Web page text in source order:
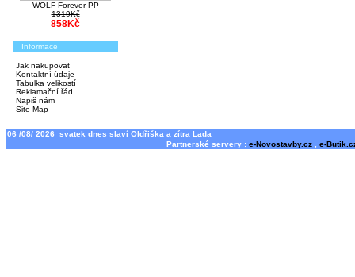
WOLF Forever PP
1319Kč
858Kč
Informace
Jak nakupovat
Kontaktní údaje
Tabulka velikostí
Reklamační řád
Napiš nám
Site Map
06 /08/ 2026 svatek dnes slaví Oldřiška a zítra Lada
Partnerské servery : e-Novostavby.cz e-